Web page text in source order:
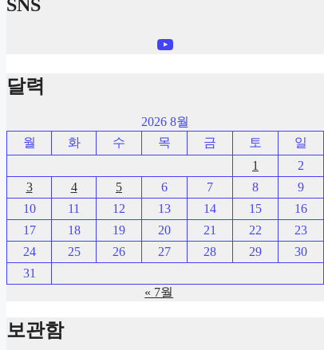
SNS
YouTube
달력
2026 8월
월
화 수 목 금 토
일
1
2
3
4 5 6 7 8
9
10
11 12 13 14 15
16
17
18 19 20 21 22
23
24
25 26 27 28 29
30
31
« 7월
보관함